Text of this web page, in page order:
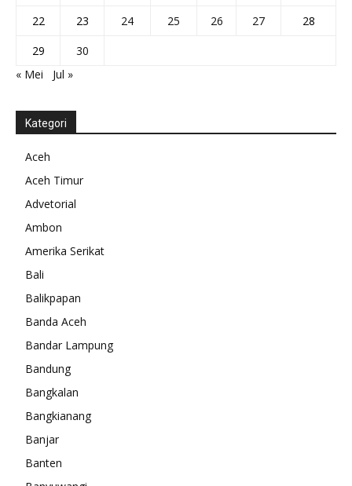
22
23 24 25 26 27
28
29
30
« Mei
Jul »
Kategori
Aceh
Aceh Timur
Advetorial
Ambon
Amerika Serikat
Bali
Balikpapan
Banda Aceh
Bandar Lampung
Bandung
Bangkalan
Bangkianang
Banjar
Banten